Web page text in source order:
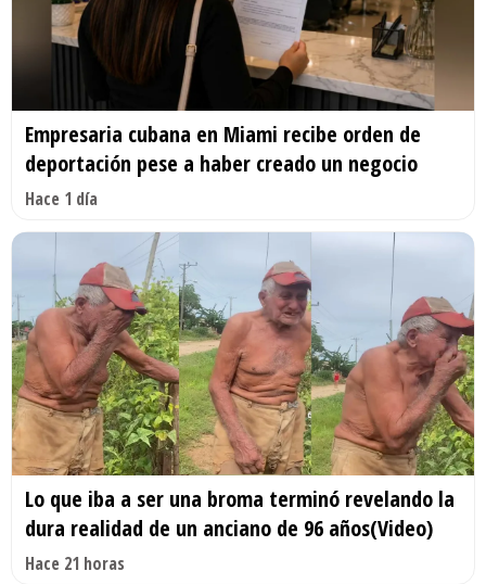
Empresaria cubana en Miami recibe orden de
deportación pese a haber creado un negocio
Hace 1 día
Lo que iba a ser una broma terminó revelando la
dura realidad de un anciano de 96 años(Video)
Hace 21 horas